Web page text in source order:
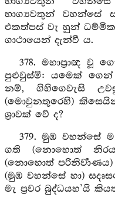
භාග්‍යවතුන් වහන්සේ
එකත්පස් වැ හුන්
ගාථායෙන් දැන්වී ය.
378. මහාප්‍රාඥ
පුළුවුස්මි: යමෙක්
නම්, ගිහිගෙවැසි
(මොවුනතුරෙහි)
ශ්‍රාවක් වේ ද?
379. මුඹ වහන්සේ
ගති (නොහොත්
(නොහොත් පරිනිර්‍වාණය)
(මුඹ වහන්සේ හා)
මැ ප්‍රවර බුද්ධයහ’යි